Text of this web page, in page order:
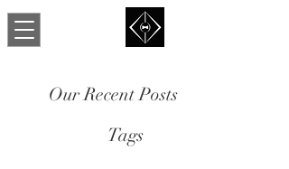
Our Recent Posts
Tags